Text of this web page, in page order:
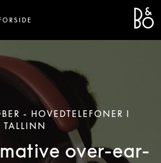
- HOVEDTELEFONER I
TALLINN
over-ear-